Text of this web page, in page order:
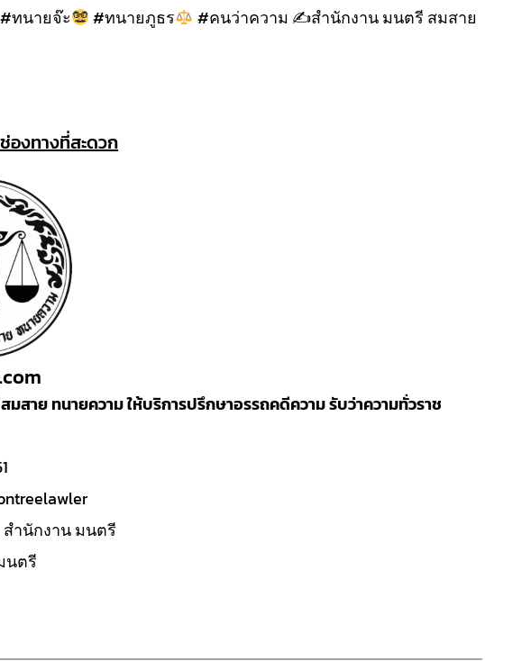
#ทนายจ๊ะ
#ทนายภูธร #คนว่าความ ✍สำนักงาน มนตรี สมสาย
องทางที่สะดวก
มสาย ทนายความ ให้บริการปรึกษาอรรถคดีความ รับว่าความทั่วราช
สำนักงาน มนตรี
นตรี